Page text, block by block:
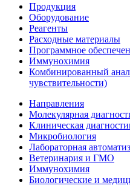
Продукция
Оборудование
Реагенты
Расходные материалы
Программное
Иммунохимия
Комбинированный
чувствительности)
Направления
Молекулярная
Клиническая
Микробиология
Лабораторная
Ветеринария и ГМО
Иммунохимия
Биологические и